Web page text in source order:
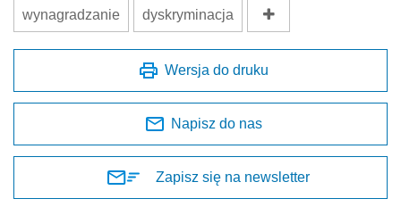
wynagradzanie dyskryminacja
Wersja do druku
Napisz do nas
Zapisz się na newsletter